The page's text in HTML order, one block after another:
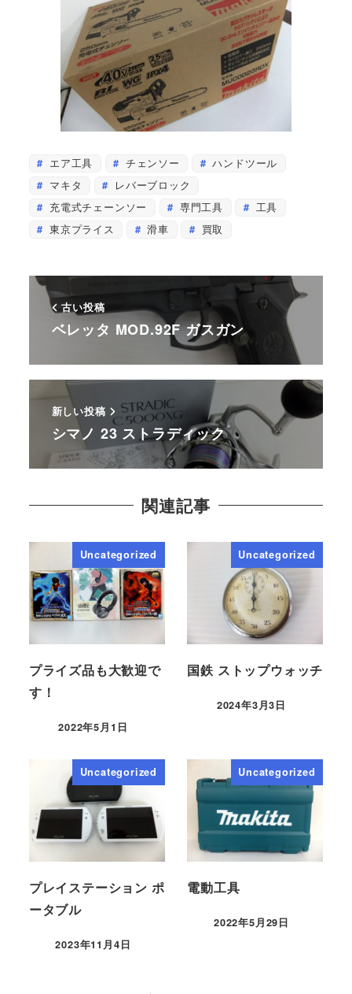
エア工具 チェンソー
ハンドツール
マキタ
レバーブロック
充電式チェーンソー
専門工具
工具
東京プライス
滑車 買取
古い投稿
ベレッタ MOD.92F ガスガン
新しい投稿
シマノ 23 ストラディック
関連記事
Uncategorized
プライズ品も大歓迎で
す！
2022年5月1日
Uncategorized
国鉄 ストップウォッチ
2024年3月3日
Uncategorized
プレイステーション ポ
ータブル
2023年11月4日
Uncategorized
電動工具
2022年5月29日